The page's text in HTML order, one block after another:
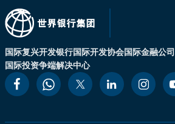
国际复兴开发银行国际开发协会国际金融公司
国际投资争端解决中心